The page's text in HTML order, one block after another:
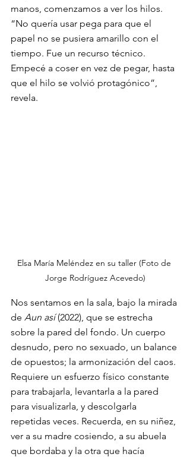
manos, comenzamos a ver los hilos.
“No quería usar pega para que el
papel no se pusiera amarillo con el
tiempo. Fue un recurso técnico.
Empecé a coser en vez de pegar, hasta
que el hilo se volvió protagónico”,
revela.
Elsa María Meléndez en su taller (Foto de
Jorge Rodríguez Acevedo)
Nos sentamos en la sala, bajo la mirada
de Aun así (2022), que se estrecha
sobre la pared del fondo. Un cuerpo
desnudo, pero no sexuado, un balance
de opuestos; la armonización del caos.
Requiere un esfuerzo físico constante
para trabajarla, levantarla a la pared
para visualizarla, y descolgarla
repetidas veces. Recuerda, en su niñez,
ver a su madre cosiendo, a su abuela
que bordaba y la otra que hacía